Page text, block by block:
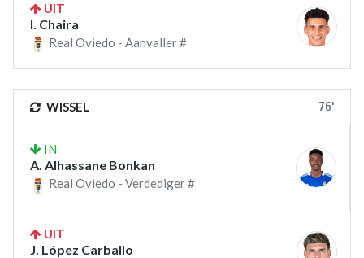
UIT
I. Chaira
Real Oviedo - Aanvaller #
WISSEL 76'
IN
A. Alhassane Bonkan
Real Oviedo - Verdediger #
UIT
J. López Carballo